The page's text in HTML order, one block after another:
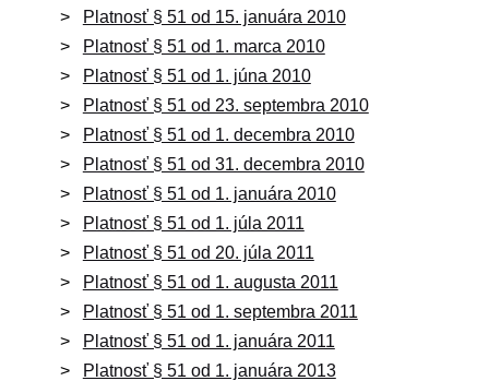
Platnosť § 51 od 15. januára 2010
Platnosť § 51 od 1. marca 2010
Platnosť § 51 od 1. júna 2010
Platnosť § 51 od 23. septembra 2010
Platnosť § 51 od 1. decembra 2010
Platnosť § 51 od 31. decembra 2010
Platnosť § 51 od 1. januára 2010
Platnosť § 51 od 1. júla 2011
Platnosť § 51 od 20. júla 2011
Platnosť § 51 od 1. augusta 2011
Platnosť § 51 od 1. septembra 2011
Platnosť § 51 od 1. januára 2011
Platnosť § 51 od 1. januára 2013